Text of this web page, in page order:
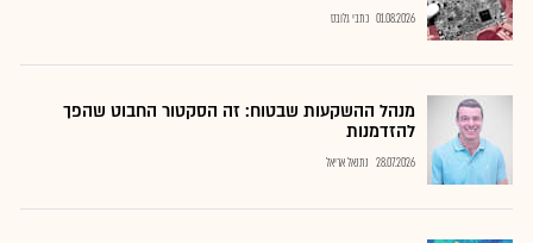
01.08.2026 כתבי גלובס
מנהל ההשקעות שבטוח: זה הסקטור החבוט שהפך
להזדמנות
28.07.2026 נתנאל אריאל